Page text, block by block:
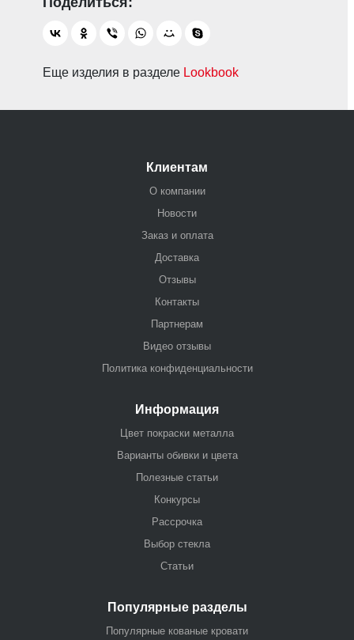
Еще изделия в разделе Lookbook
Клиентам
О компании
Новости
Заказ и оплата
Доставка
Отзывы
Контакты
Партнерам
Видео отзывы
Политика конфиденциальности
Информация
Цвет покраски металла
Варианты обивки и цвета
Полезные статьи
Конкурсы
Рассрочка
Выбор стекла
Статьи
Популярные разделы
Популярные кованые кровати